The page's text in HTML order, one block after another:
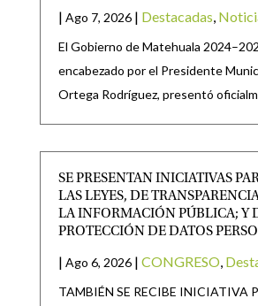
| Ago 7, 2026 | Destacadas,
El Gobierno de Matehuala
encabezado por el Presidente
Ortega Rodríguez, presentó
SE PRESENTAN INICIATIVAS
LAS LEYES, DE
LA INFORMACIÓN PÚBLICA; Y
PROTECCIÓN DE DATOS
| Ago 6, 2026 | CONGRESO,
TAMBIÉN SE RECIBE INICIATIVA